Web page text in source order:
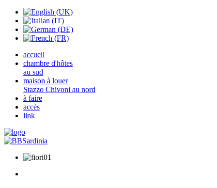
accueil
chambre d'hôtes
au sud
maison à louer
Stazzo Chivoni au nord
à faire
accès
link